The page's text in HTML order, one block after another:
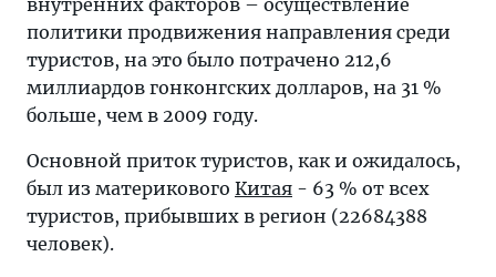
внутренних факторов – осуществление
политики продвижения направления среди
туристов, на это было потрачено 212,6
миллиардов гонконгских долларов, на 31 %
больше, чем в 2009 году.
Основной приток туристов, как и ожидалось,
был из материкового Китая - 63 % от всех
туристов, прибывших в регион (22684388
человек).